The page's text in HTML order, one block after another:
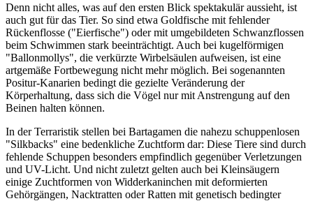
Denn nicht alles, was auf den ersten Blick spektakulär aussieht, ist
auch gut für das Tier. So sind etwa Goldfische mit fehlender
Rückenflosse ("Eierfische") oder mit umgebildeten Schwanzflossen
beim Schwimmen stark beeinträchtigt. Auch bei kugelförmigen
"Ballonmollys", die verkürzte Wirbelsäulen aufweisen, ist eine
artgemäße Fortbewegung nicht mehr möglich. Bei sogenannten
Positur-Kanarien bedingt die gezielte Veränderung der
Körperhaltung, dass sich die Vögel nur mit Anstrengung auf den
Beinen halten können.
In der Terraristik stellen bei Bartagamen die nahezu schuppenlosen
"Silkbacks" eine bedenkliche Zuchtform dar: Diese Tiere sind durch
fehlende Schuppen besonders empfindlich gegenüber Verletzungen
und UV-Licht. Und nicht zuletzt gelten auch bei Kleinsäugern
einige Zuchtformen von Widderkaninchen mit deformierten
Gehörgängen, Nacktratten oder Ratten mit genetisch bedingter